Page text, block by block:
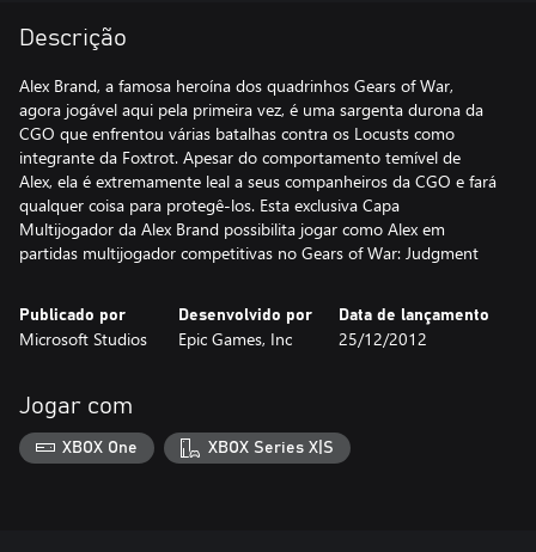
Descrição
Alex Brand, a famosa heroína dos quadrinhos Gears of War,
agora jogável aqui pela primeira vez, é uma sargenta durona da
CGO que enfrentou várias batalhas contra os Locusts como
integrante da Foxtrot. Apesar do comportamento temível de
Alex, ela é extremamente leal a seus companheiros da CGO e fará
qualquer coisa para protegê-los. Esta exclusiva Capa
Multijogador da Alex Brand possibilita jogar como Alex em
partidas multijogador competitivas no Gears of War: Judgment
Publicado por
Microsoft Studios
Desenvolvido por
Epic Games, Inc
Data de lançamento
25/12/2012
Jogar com
XBOX One XBOX Series X|S